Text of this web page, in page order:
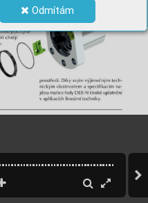
Odmítám
MSV Brno